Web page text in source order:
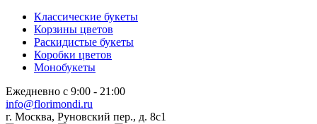
Классические букеты
Корзины цветов
Раскидистые букеты
Коробки цветов
Монобукеты
Ежедневно с 9:00 - 21:00
info@florimondi.ru
г. Москва, Руновский пер., д. 8с1